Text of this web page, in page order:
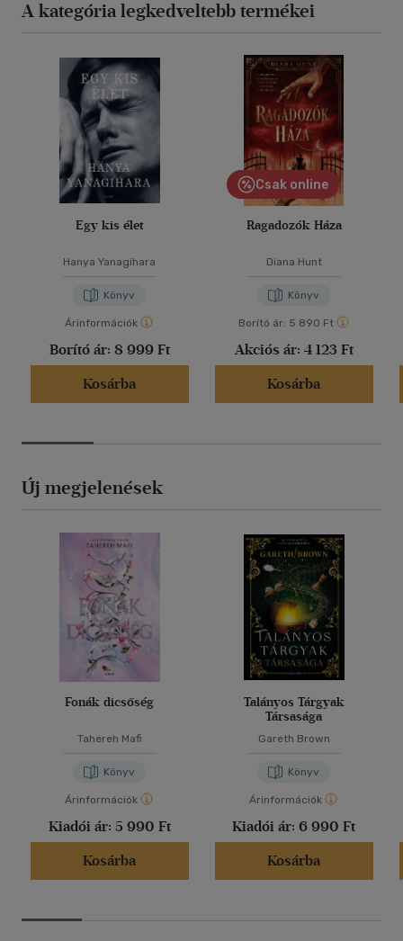
A kategória legkedveltebb termékei
Egy kis élet
Hanya Yanagihara
Könyv
Árinformációk
Borító ár: 8 999 Ft
Kosárba
Csak online
Ragadozók Háza
Diana Hunt
Könyv
Borító ár: 5 890 Ft
Akciós ár: 4 123 Ft
Kosárba
Új megjelenések
Fonák dicsőség
Tahereh Mafi
Könyv
Árinformációk
Kiadói ár: 5 990 Ft
Kosárba
Talányos Tárgyak
Társasága
Gareth Brown
Könyv
Árinformációk
Kiadói ár: 6 990 Ft
Kosárba